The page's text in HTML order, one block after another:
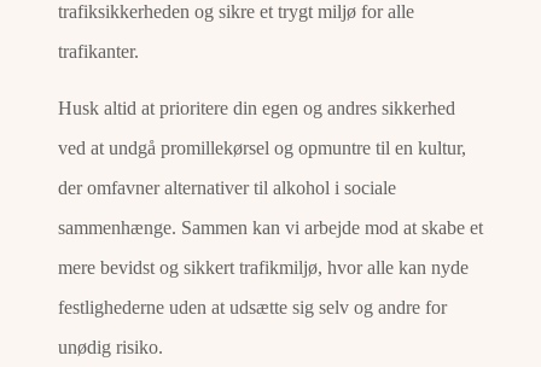
trafiksikkerheden og sikre et trygt miljø for alle
trafikanter.
Husk altid at prioritere din egen og andres sikkerhed
ved at undgå promillekørsel og opmuntre til en kultur,
der omfavner alternativer til alkohol i sociale
sammenhænge. Sammen kan vi arbejde mod at skabe et
mere bevidst og sikkert trafikmiljø, hvor alle kan nyde
festlighederne uden at udsætte sig selv og andre for
unødig risiko.